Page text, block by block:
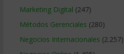
Marketing Digital (247)
Métodos Gerenciales (280)
Negocios Internacionales (2.257)